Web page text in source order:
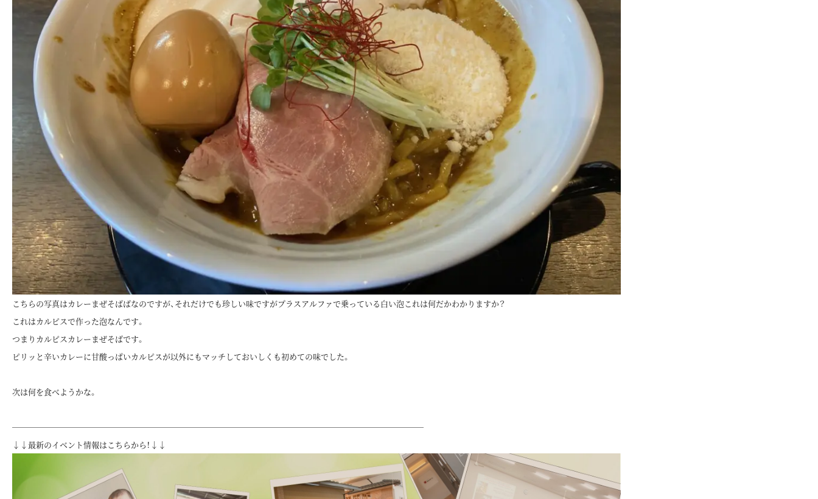
こちらの写真はカレーまぜそばばなのですが、それだけでも珍しい味ですがプラスアルファで乗っている白い泡これは何だかわかりますか？
これはカルピスで作った泡なんです。
つまりカルピスカレーまぜそばです。
ピリッと辛いカレーに甘酸っぱいカルピスが以外にもマッチしておいしくも初めての味でした。
次は何を食べようかな。
────────────────────────────────────────────────────
↓↓最新のイベント情報はこちらから！↓↓